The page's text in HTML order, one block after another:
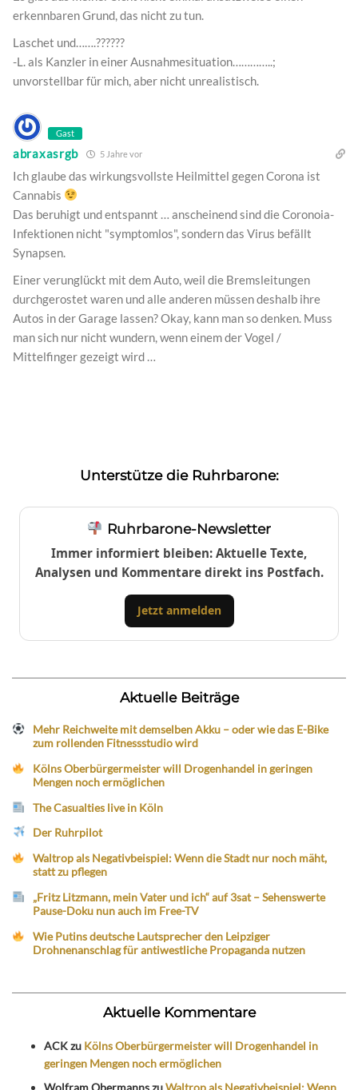
erkennbaren Grund, das nicht zu tun.
Laschet und…….??????
-L. als Kanzler in einer Ausnahmesituation…………..;
unvorstellbar für mich, aber nicht unrealistisch.
Gast
abraxasrgb 5 Jahre vor
Ich glaube das wirkungsvollste Heilmittel gegen Corona ist
Cannabis
Das beruhigt und entspannt … anscheinend sind die Coronoia-
Infektionen nicht "symptomlos", sondern das Virus befällt
Synapsen.
Einer verunglückt mit dem Auto, weil die Bremsleitungen
durchgerostet waren und alle anderen müssen deshalb ihre
Autos in der Garage lassen? Okay, kann man so denken. Muss
man sich nur nicht wundern, wenn einem der Vogel /
Mittelfinger gezeigt wird …
Unterstütze die Ruhrbarone:
Ruhrbarone-Newsletter
Immer informiert bleiben: Aktuelle Texte,
Analysen und Kommentare direkt ins Postfach.
Jetzt anmelden
Aktuelle Beiträge
Mehr Reichweite mit demselben Akku – oder wie das E-Bike
zum rollenden Fitnessstudio wird
Kölns Oberbürgermeister will Drogenhandel in geringen
Mengen noch ermöglichen
The Casualties live in Köln
Der Ruhrpilot
Waltrop als Negativbeispiel: Wenn die Stadt nur noch mäht,
statt zu pflegen
„Fritz Litzmann, mein Vater und ich“ auf 3sat – Sehenswerte
Pause-Doku nun auch im Free-TV
Wie Putins deutsche Lautsprecher den Leipziger
Drohnenanschlag für antiwestliche Propaganda nutzen
Aktuelle Kommentare
ACKzu Kölns Oberbürgermeister will Drogenhandel in
geringen Mengen noch ermöglichen